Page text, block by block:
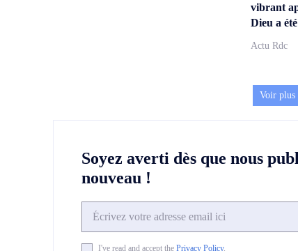
vibrant
Dieu a
Actu Rdc
Voir plus
Soyez averti dès que nous
nouveau !
I've read and accept the Privacy Policy.